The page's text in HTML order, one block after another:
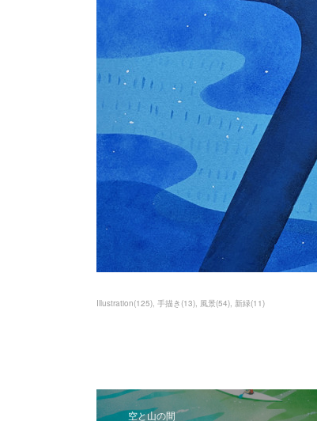
Illustration(125) 手描き (13) 風景(54) 新緑(11)
空と山の間